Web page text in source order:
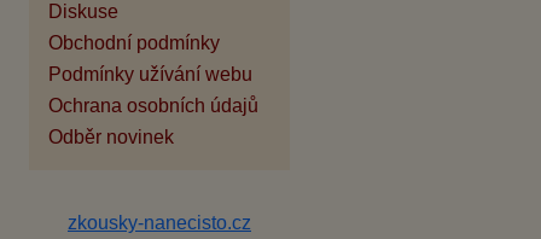
Diskuse
Obchodní podmínky
Podmínky užívání webu
Ochrana osobních údajů
Odběr novinek
zkousky-nanecisto.cz